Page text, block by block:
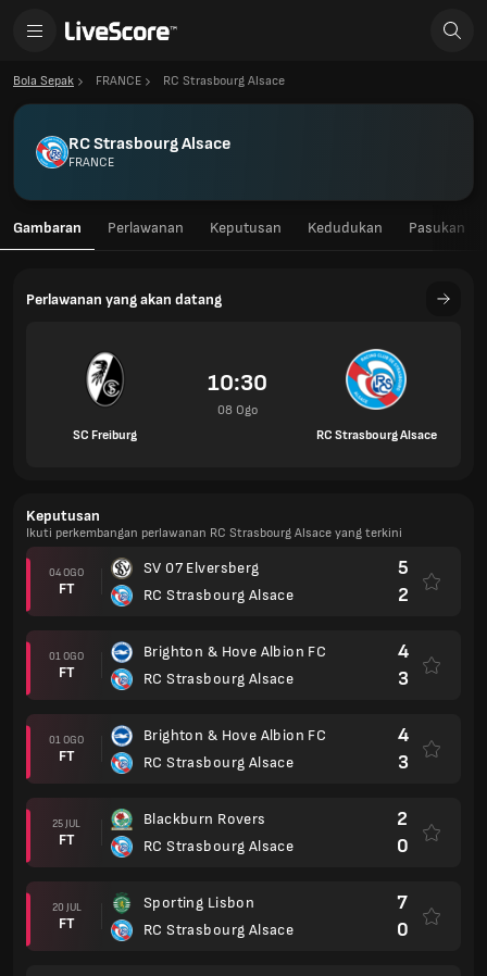
Bola Sepak FRANCE RC Strasbourg Alsace
RC Strasbourg Alsace
FRANCE
Gambaran Perlawanan Keputusan Kedudukan Pasukan
Perlawanan yang akan datang
SC Freiburg
10:30
08 Ogo
RC Strasbourg Alsace
Keputusan
Ikuti perkembangan perlawanan RC Strasbourg Alsace yang terkini
04 OGO
FT
SV 07 Elversberg
RC Strasbourg Alsace
5
2
01 OGO
FT
Brighton & Hove Albion FC
RC Strasbourg Alsace
4
3
01 OGO
FT
Brighton & Hove Albion FC
RC Strasbourg Alsace
4
3
25 JUL
FT
Blackburn Rovers
RC Strasbourg Alsace
2
0
20 JUL
FT
Sporting Lisbon
RC Strasbourg Alsace
7
0